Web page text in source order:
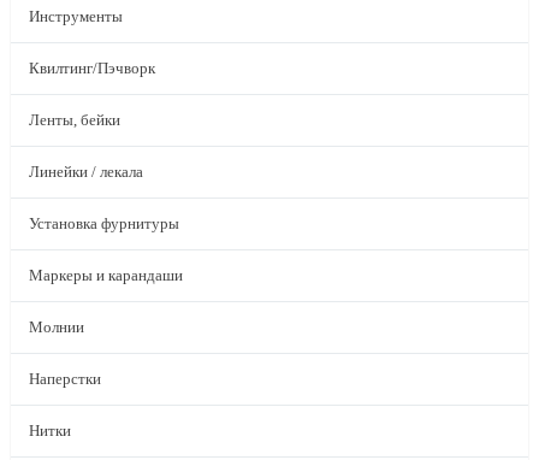
Инструменты
Квилтинг/Пэчворк
Ленты, бейки
Линейки / лекала
Установка фурнитуры
Маркеры и карандаши
Молнии
Наперстки
Нитки